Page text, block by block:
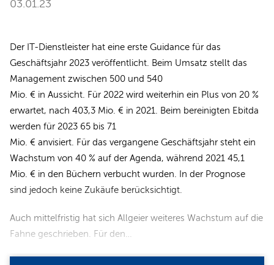
03.01.23
Der IT-Dienstleister hat eine erste Guidance für das
Geschäftsjahr 2023 veröffentlicht. Beim Umsatz stellt das
Management zwischen 500 und 540
Mio. € in Aussicht. Für 2022 wird weiterhin ein Plus von 20 %
erwartet, nach 403,3 Mio. € in 2021. Beim bereinigten Ebitda
werden für 2023 65 bis 71
Mio. € anvisiert. Für das vergangene Geschäftsjahr steht ein
Wachstum von 40 % auf der Agenda, während 2021 45,1
Mio. € in den Büchern verbucht wurden. In der Prognose
sind jedoch keine Zukäufe berücksichtigt.
Auch mittelfristig hat sich Allgeier weiteres Wachstum auf die
Fahne geschrieben. Für den…